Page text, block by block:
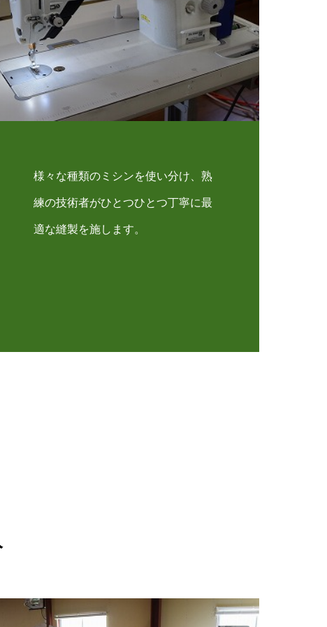
様々な種類のミシンを使い分け、熟
練の技術者がひとつひとつ丁寧に最
適な縫製を施します。